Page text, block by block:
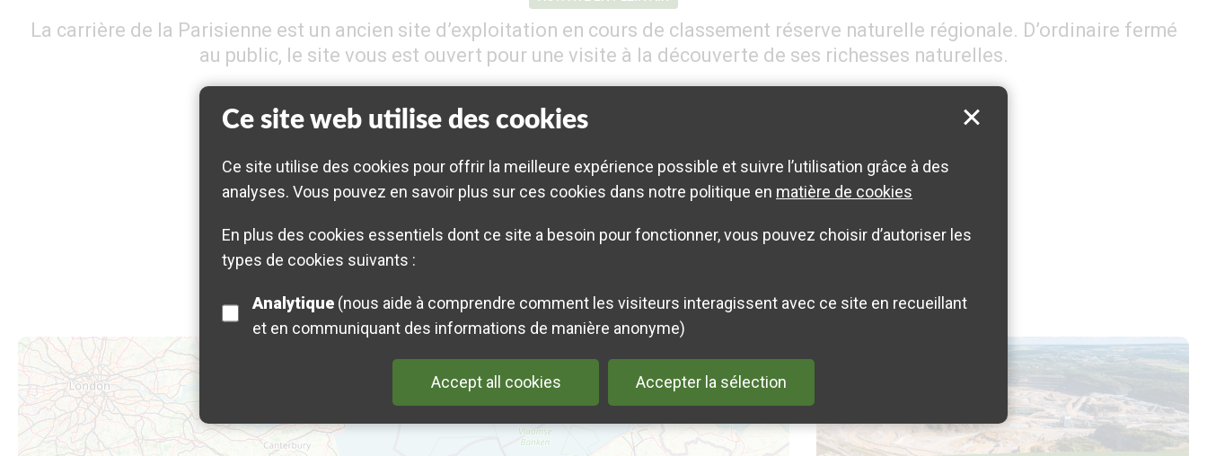
Ce site web utilise des cookies
Ce site utilise des cookies pour offrir la meilleure expérience possible et suivre l’utilisation grâce à des
analyses. Vous pouvez en savoir plus sur ces cookies dans notre politique en matière de cookies
En plus des cookies essentiels dont ce site a besoin pour fonctionner, vous pouvez choisir d’autoriser les
types de cookies suivants :
Analytique
et en communiquant des informations de manière anonyme)
Accept all cookies Accepter la sélection
La carrière de la Parisienne est un ancien site d’exploitation en cours de classement réserve naturelle régionale. D’ordinaire fermé
au public, le site vous est ouvert pour une visite à la découverte de ses richesses naturelles.
1 Mar 2025 Landrethun-le-Nord
AU 03 21 87 90 90 OU INFO@PARC-OPALE.FR
Map is loading...